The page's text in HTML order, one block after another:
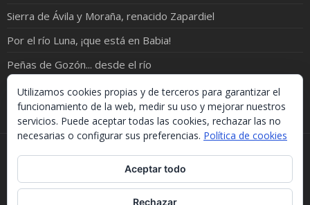
Sierra de Ávila y Moraña, renacido Zapardiel
Por el río Luna, ¡que está en Babia!
Peñas de Gozón... desde el río
Río Pirón: de Samboal a Peñacarrasquilla
Si necesitas algo de este blog puedes cogerlo, lo único
que te pido es que menciones la procedencia. Gracias.
Should you need something from this blog, just take it.
The only thing I'd ask you is to mention this site. Many
Utilizamos cookies propias y de terceros para garantizar el
funcionamiento de la web, medir su uso y mejorar nuestros
servicios. Puede aceptar todas las cookies, rechazar las no
necesarias o configurar sus preferencias. Política de cookies
Aceptar todo
Rechazar